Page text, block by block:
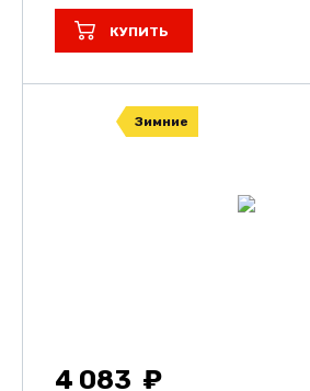
КУПИТЬ
Зимние
4 083